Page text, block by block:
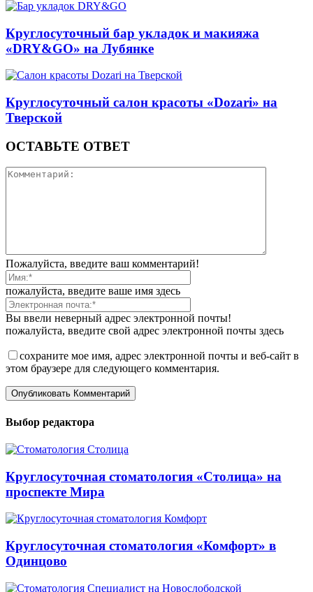
Круглосуточный бар укладок и макияжа
«DRY&GO» на Лубянке
Круглосуточный салон красоты «Dozari» на
Тверской
ОСТАВЬТЕ ОТВЕТ
Пожалуйста, введите ваш комментарий!
пожалуйста, введите ваше имя здесь
Вы ввели неверный адрес электронной почты!
пожалуйста, введите свой адрес электронной почты здесь
сохраните мое имя, адрес электронной почты и веб-сайт в
этом браузере для следующего комментария.
Выбор редактора
Круглосуточная стоматология «Столица» на
проспекте Мира
Круглосуточная стоматология «Комфорт» в
Одинцово